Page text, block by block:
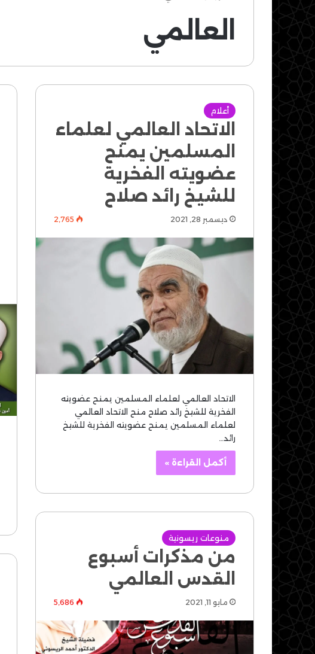
العالمي
أعلام
الاتحاد العالمي لعلماء
المسلمين يمنح
عضويته الفخرية
للشيخ رائد صلاح
ديسمبر 28, 2021 2٬765
الاتحاد العالمي لعلماء المسلمين يمنح عضويته
الفخرية للشيخ رائد صلاح منح الاتحاد العالمي
لعلماء المسلمين يمنح عضويته الفخرية للشيخ
رائد…
أكمل القراءة »
منوعات ريسونية
من مذكرات أسبوع
القدس العالمي
مايو 11, 2021 5٬686